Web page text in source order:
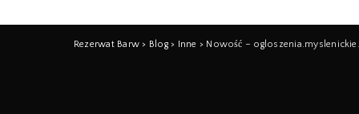
Rezerwat Barw > Blog> Inne > Nowość –